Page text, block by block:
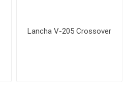
Lancha V-205 Crossover